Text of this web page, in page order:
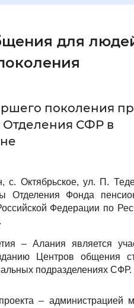
Увеличенный
между буквами
сайта
Инверсивный
для
поколения
Отделения СФР в
с. Октябрьское, ул. П.
Отделения Фонда
Федерации по
– Алания является
Центров общения
подразделениях СФР.
– администрацией